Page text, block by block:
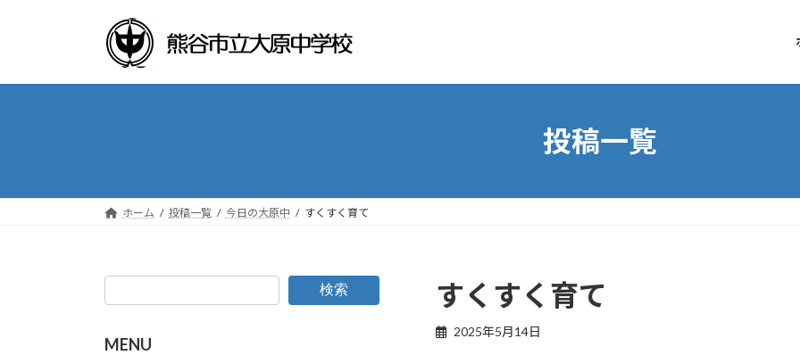
プ
動
投稿一覧
ホーム 投稿一覧 今日の大原中 すくすく育て
すくすく育て
2025年5月14日
検索
MENU